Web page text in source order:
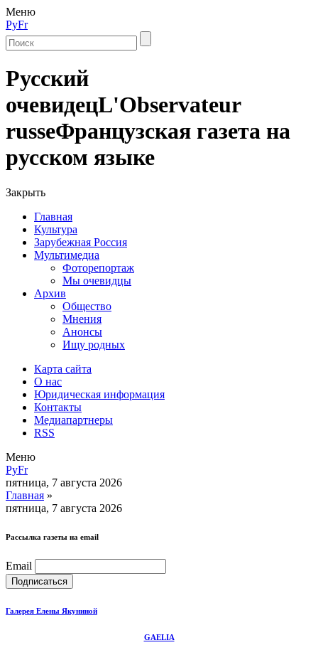
Меню
РуFr
Русский
очевидецL'Observateur
russeФранцузская газета на
русском языке
Закрыть
Главная
Культура
Зарубежная Россия
Мультимедиа
Фоторепортаж
Мы очевидцы
Архив
Общество
Мнения
Анонсы
Ищу родных
Карта сайта
О нас
Юридическая информация
Контакты
Медиапартнеры
RSS
Меню
РуFr
пятница, 7 августа 2026
Главная »
пятница, 7 августа 2026
Рассылка газеты на email
Email
Галерея Елены Якуниной
GAELIA